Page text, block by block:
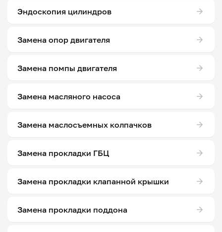
Эндоскопия цилиндров
Замена опор двигателя
Замена помпы двигателя
Замена масляного насоса
Замена маслосъемных колпачков
Замена прокладки ГБЦ
Замена прокладки клапанной крышки
Замена прокладки поддона